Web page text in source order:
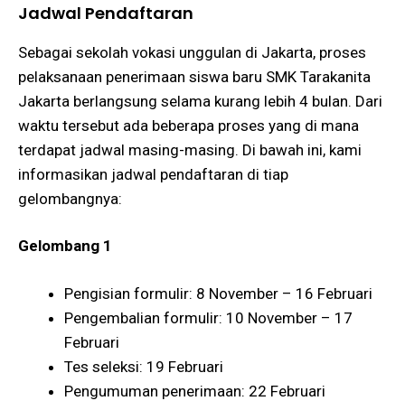
Jadwal Pendaftaran
Sebagai sekolah vokasi unggulan di Jakarta, proses
pelaksanaan penerimaan siswa baru SMK Tarakanita
Jakarta berlangsung selama kurang lebih 4 bulan. Dari
waktu tersebut ada beberapa proses yang di mana
terdapat jadwal masing-masing. Di bawah ini, kami
informasikan jadwal pendaftaran di tiap
gelombangnya:
Gelombang 1
Pengisian formulir: 8 November – 16 Februari
Pengembalian formulir: 10 November – 17
Februari
Tes seleksi: 19 Februari
Pengumuman penerimaan: 22 Februari